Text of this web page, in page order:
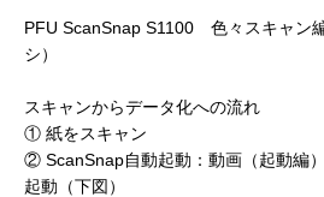
PFU ScanSnap S1100 色々スキャン
シ）
スキャンからデータ化への流れ
① 紙をスキャン
② ScanSnap自動起動：動画（起動編
起動（下図）